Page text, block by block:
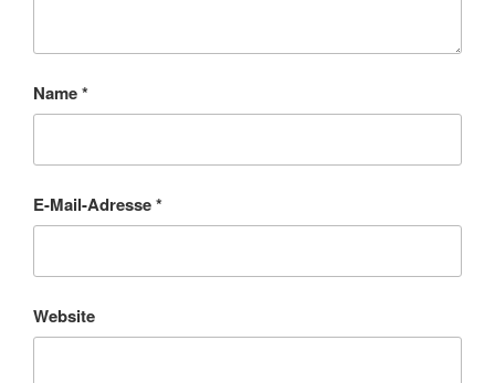
Name*
E-Mail-Adresse*
Website